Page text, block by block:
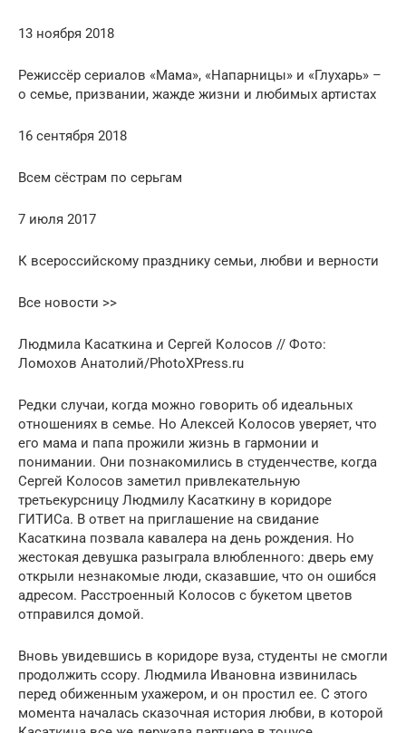
13 ноября 2018
Режиссёр сериалов «Мама», «Напарницы» и «Глухарь» –
о семье, призвании, жажде жизни и любимых артистах
16 сентября 2018
Всем сёстрам по серьгам
7 июля 2017
К всероссийскому празднику семьи, любви и верности
Все новости >>
Людмила Касаткина и Сергeй Колосов // Фото:
Ломохов Анатолий/PhotoXPress.ru
Редки случаи, когда можно говорить об идеальных
отношениях в семье. Но Алексей Колосов уверяет, что
его мама и папа прожили жизнь в гармонии и
понимании. Они познакомились в студенчестве, когда
Сергeй Колосов заметил привлекательную
третьекурсницу Людмилу Касаткину в коридоре
ГИТИСа. В ответ на приглашение на свидание
Касаткина позвала кавалера на день рождения. Но
жестокая дeвyшка разыграла влюбленного: дверь ему
открыли незнакомые люди, сказавшие, что он ошибся
адресом. Расстроенный Колосов с букетом цветов
отправился домой.
Вновь увидевшись в коридоре вуза, студенты не смогли
продолжить ссору. Людмила Ивановна извинилась
перед обиженным ухажером, и он простил ее. С этого
момента началась сказочная история любви, в которой